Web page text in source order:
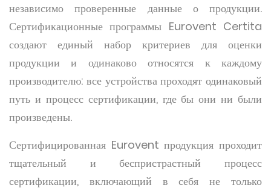
независимо проверенные данные о продукции.
Сертификационные программы Eurovent Certita
создают единый набор критериев для оценки
продукции и одинаково относятся к каждому
производителю: все устройства проходят одинаковый
путь и процесс сертификации, где бы они ни были
произведены.
Сертифицированная Eurovent продукция проходит
тщательный и беспристрастный процесс
сертификации, включающий в себя не только